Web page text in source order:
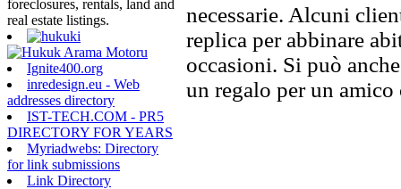
foreclosures, rentals, land and
real estate listings.
Ignite400.org
inredesign.eu - Web
addresses directory
IST-TECH.COM - PR5
DIRECTORY FOR YEARS
Myriadwebs: Directory
for link submissions
Link Directory
necessarie. Alcuni
replica per abbinare
occasioni. Si può
un regalo per un amico